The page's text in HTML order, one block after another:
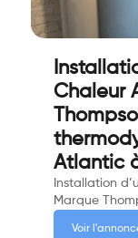
Chaleur
Atlantic
Installation
Marque
Voir